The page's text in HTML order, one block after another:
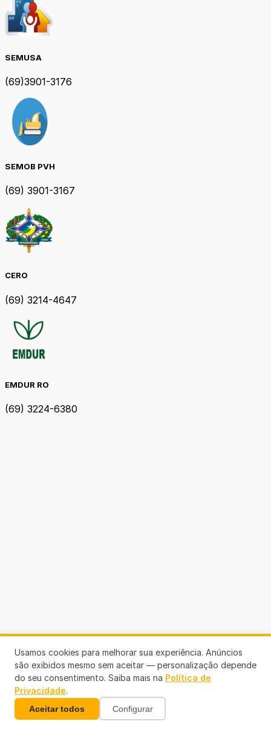
SEMUSA
(69)3901-3176
SEMOB PVH
(69) 3901-3167
CERO
(69) 3214-4647
EMDUR RO
(69) 3224-6380
Usamos cookies para melhorar sua experiência. Anúncios
são exibidos mesmo sem aceitar — personalização depende
do seu consentimento. Saiba mais na Política de
Privacidade.
Aceitar todos Configurar